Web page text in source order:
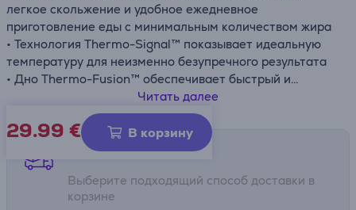
легкое скольжение и удобное ежедневное
приготовление еды с минимальным количеством жира
• Технология Thermo-Signal™ показывает идеальную
температуру для неизменно безупречного результата
• Дно Thermo-Fusion™ обеспечивает быстрый и
равномерный нагрев, подходит для газовых,
керамических и индукционных плит (кроме
электрических)
• Легко очищается благодаря антипригарному
покрытию как внутри, так и снаружи
• Французское качество – создано с учетом прочности и
инноваций
Читать далее
29.99 € В корзину
Способы доставки
Выберите подходящий способ доставки в
корзине